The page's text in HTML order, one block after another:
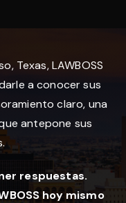
Texas, LAWBOSS
a conocer sus
claro, una
antepone sus
respuestas.
hoy mismo